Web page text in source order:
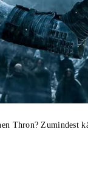
Thron? Zumindest